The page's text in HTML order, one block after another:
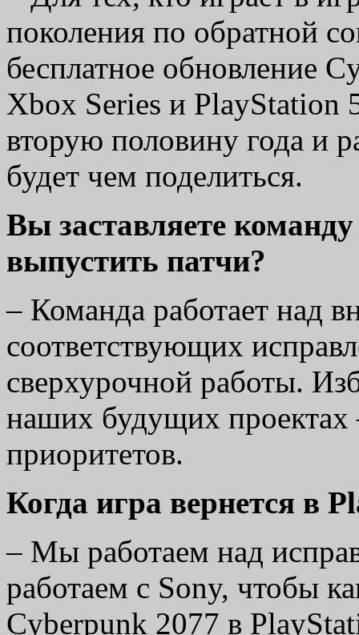
поколения по обратной
бесплатное обновление
Xbox Series и PlayStation
вторую половину года и
будет чем поделиться.
Вы заставляете
выпустить патчи?
– Команда работает над
соответствующих
сверхурочной работы.
наших будущих
приоритетов.
Когда игра вернется в
– Мы работаем над
работаем с Sony, чтобы
Cyberpunk 2077 в